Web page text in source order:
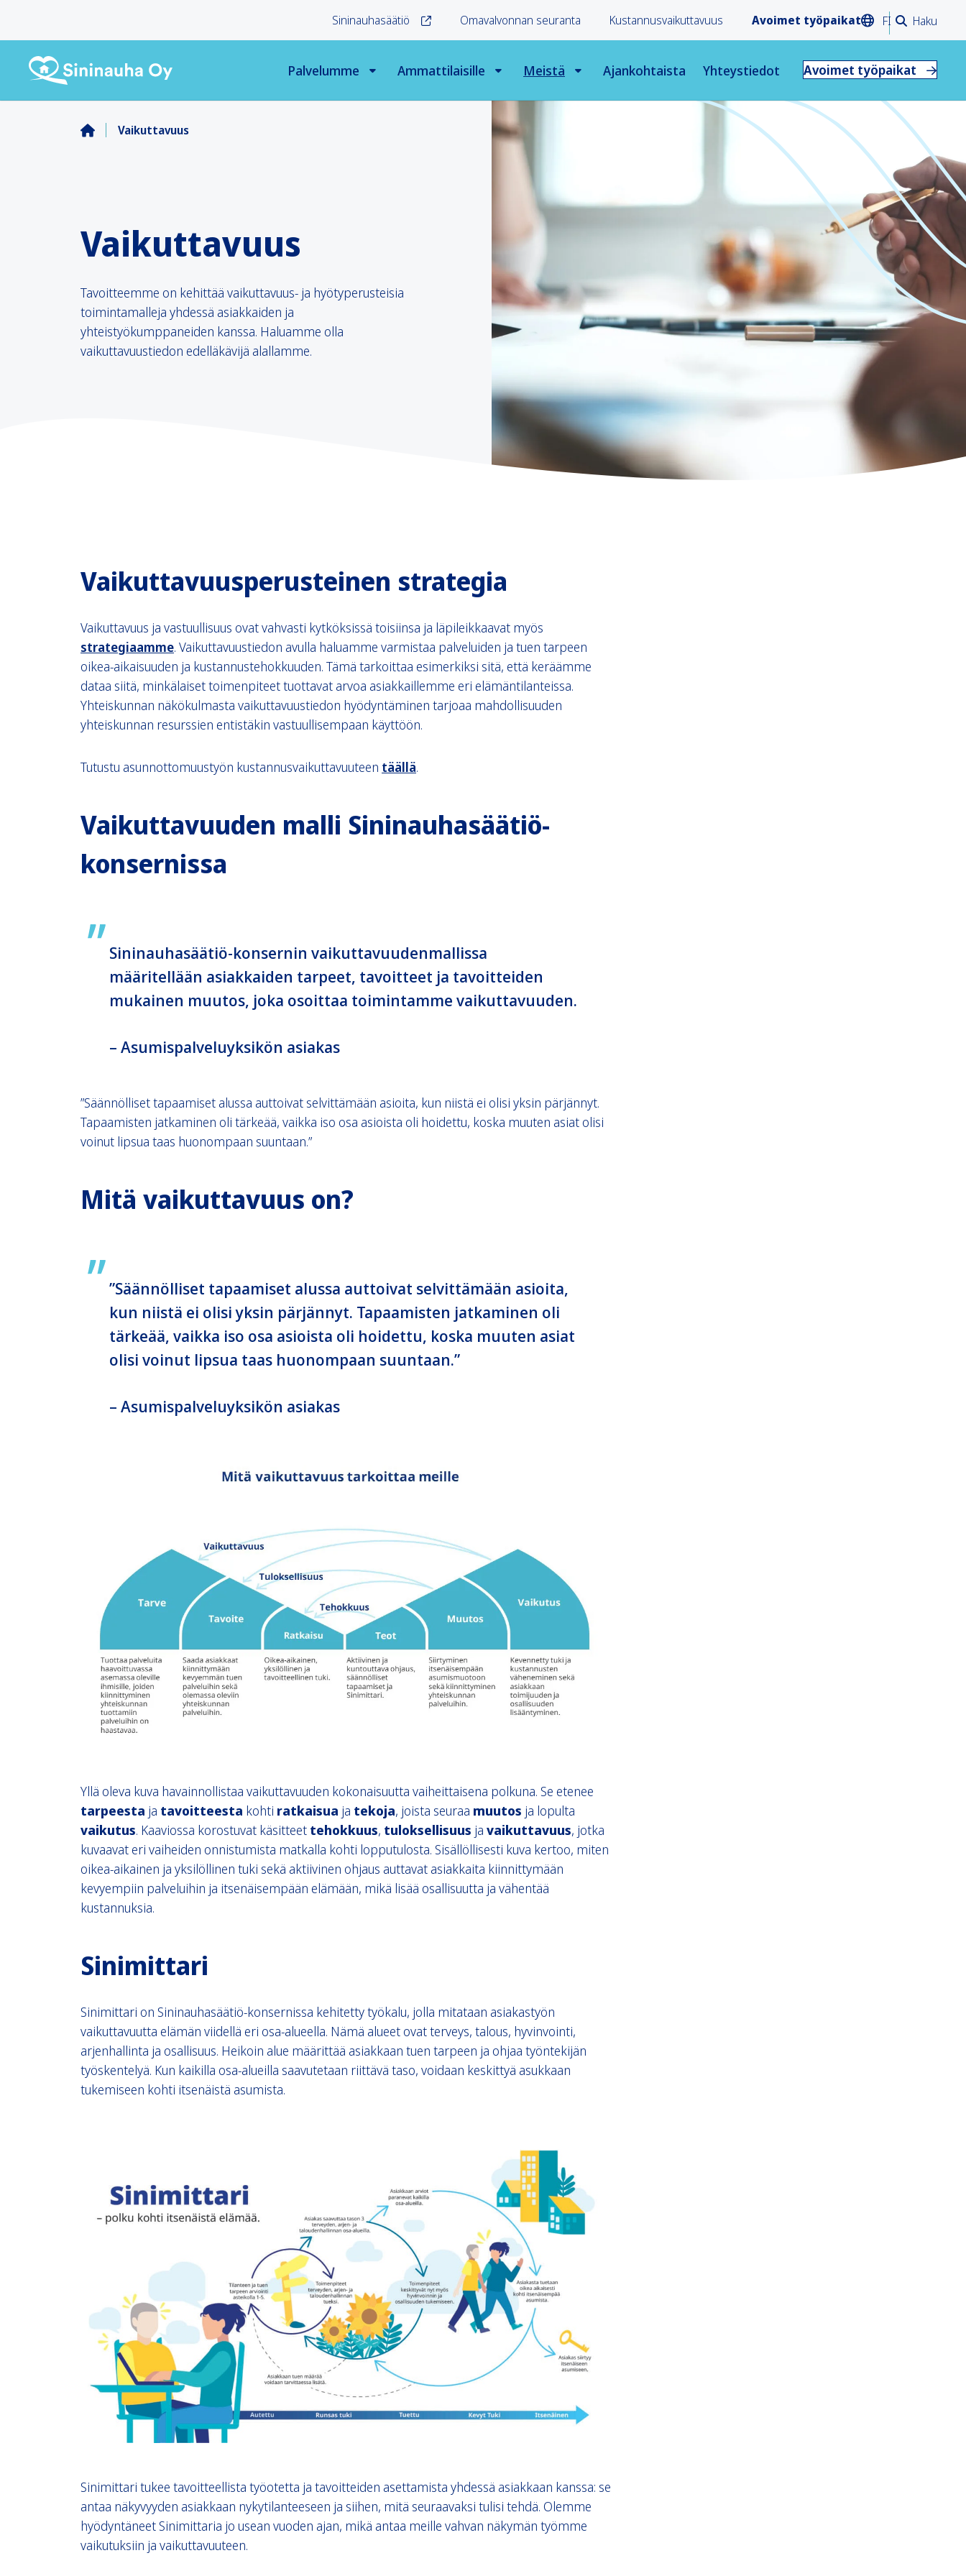
Sininauhasäätiö Omavalvonnan seuranta Kustannusvaikuttavuus Avoimet työpaikat FI Haku
Palvelumme Ammattilaisille Meistä Ajankohtaista Yhteystiedot Avoimet työpaikat
Vaikuttavuus
Vaikuttavuus
Tavoitteemme on kehittää vaikuttavuus- ja hyötyperusteisia
toimintamalleja yhdessä asiakkaiden ja
yhteistyökumppaneiden kanssa. Haluamme olla
vaikuttavuustiedon edelläkävijä alallamme.
Vaikuttavuusperusteinen strategia
Vaikuttavuus ja vastuullisuus ovat vahvasti kytköksissä toisiinsa ja läpileikkaavat myös
strategiaamme. Vaikuttavuustiedon avulla haluamme varmistaa palveluiden ja tuen tarpeen
oikea-aikaisuuden ja kustannustehokkuuden. Tämä tarkoittaa esimerkiksi sitä, että keräämme
dataa siitä, minkälaiset toimenpiteet tuottavat arvoa asiakkaillemme eri elämäntilanteissa.
Yhteiskunnan näkökulmasta vaikuttavuustiedon hyödyntäminen tarjoaa mahdollisuuden
yhteiskunnan resurssien entistäkin vastuullisempaan käyttöön.
Tutustu asunnottomuustyön kustannusvaikuttavuuteen täällä.
Vaikuttavuuden malli Sininauhasäätiö-
konsernissa
Sininauhasäätiö-konsernin vaikuttavuudenmallissa
määritellään asiakkaiden tarpeet, tavoitteet ja tavoitteiden
mukainen muutos, joka osoittaa toimintamme vaikuttavuuden.
– Asumispalveluyksikön asiakas
”Säännölliset tapaamiset alussa auttoivat selvittämään asioita, kun niistä ei olisi yksin pärjännyt.
Tapaamisten jatkaminen oli tärkeää, vaikka iso osa asioista oli hoidettu, koska muuten asiat olisi
voinut lipsua taas huonompaan suuntaan.”
Mitä vaikuttavuus on?
”Säännölliset tapaamiset alussa auttoivat selvittämään asioita,
kun niistä ei olisi yksin pärjännyt. Tapaamisten jatkaminen oli
tärkeää, vaikka iso osa asioista oli hoidettu, koska muuten asiat
olisi voinut lipsua taas huonompaan suuntaan.”
– Asumispalveluyksikön asiakas
Yllä oleva kuva havainnollistaa vaikuttavuuden kokonaisuutta vaiheittaisena polkuna. Se etenee
tarpeesta ja tavoitteesta kohti ratkaisua ja tekoja, joista seuraa muutos ja lopulta
vaikutus. Kaaviossa korostuvat käsitteet tehokkuus, tuloksellisuus ja vaikuttavuus, jotka
kuvaavat eri vaiheiden onnistumista matkalla kohti lopputulosta. Sisällöllisesti kuva kertoo, miten
oikea-aikainen ja yksilöllinen tuki sekä aktiivinen ohjaus auttavat asiakkaita kiinnittymään
kevyempiin palveluihin ja itsenäisempään elämään, mikä lisää osallisuutta ja vähentää
kustannuksia.
Sinimittari
Sinimittari on Sininauhasäätiö-konsernissa kehitetty työkalu, jolla mitataan asiakastyön
vaikuttavuutta elämän viidellä eri osa-alueella. Nämä alueet ovat terveys, talous, hyvinvointi,
arjenhallinta ja osallisuus. Heikoin alue määrittää asiakkaan tuen tarpeen ja ohjaa työntekijän
työskentelyä. Kun kaikilla osa-alueilla saavutetaan riittävä taso, voidaan keskittyä asukkaan
tukemiseen kohti itsenäistä asumista.
Sinimittari tukee tavoitteellista työotetta ja tavoitteiden asettamista yhdessä asiakkaan kanssa: se
antaa näkyvyyden asiakkaan nykytilanteeseen ja siihen, mitä seuraavaksi tulisi tehdä. Olemme
hyödyntäneet Sinimittaria jo usean vuoden ajan, mikä antaa meille vahvan näkymän työmme
vaikutuksiin ja vaikuttavuuteen.